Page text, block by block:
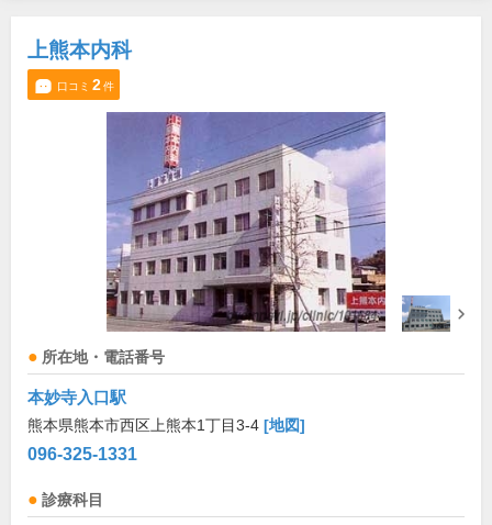
上熊本内科
口コミ 2件
所在地・電話番号
本妙寺入口駅
熊本県熊本市西区上熊本1丁目3-4 [地図]
096-325-1331
診療科目